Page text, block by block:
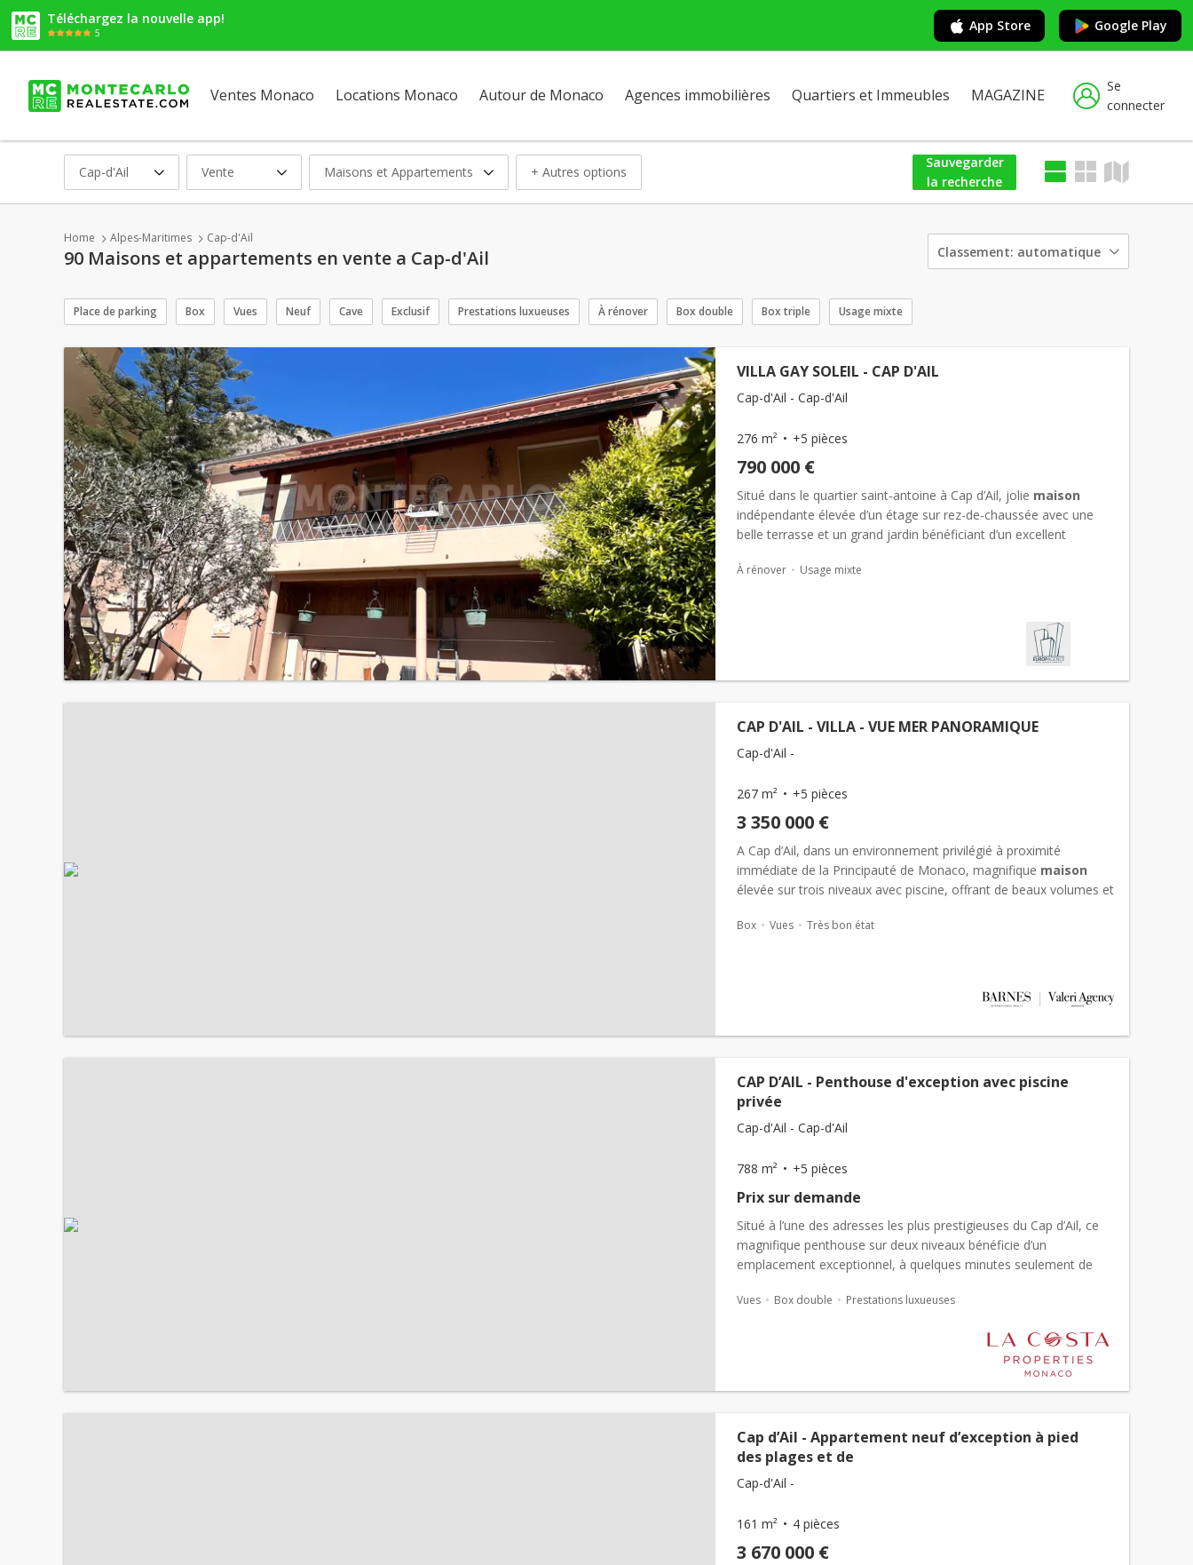
Téléchargez la nouvelle app!
5 App Store Google Play
Ventes Monaco Locations Monaco Autour de Monaco Agences immobilières Quartiers et Immeubles MAGAZINE
Se
connecter
Cap-d'Ail Vente Maisons et Appartements + Autres options
Classement: automatique
Sauvegarder
la recherche
Home Alpes-Maritimes Cap-d'Ail
90 Maisons et appartements en vente a Cap-d'Ail
Place de parking Box Vues Neuf Cave Exclusif Prestations luxueuses À rénover Box double Box triple Usage mixte
VILLA GAY SOLEIL - CAP D'AIL
Cap-d'Ail - Cap-d'Ail
276 m² +5 pièces
790 000 €
Situé dans le quartier saint-antoine à Cap d’Ail, jolie maison
indépendante élevée d’un étage sur rez-de-chaussée avec une
belle terrasse et un grand jardin bénéficiant d’un excellent
À rénover Usage mixte
CAP D'AIL - VILLA - VUE MER PANORAMIQUE
Cap-d'Ail -
267 m² +5 pièces
3 350 000 €
A Cap d’Ail, dans un environnement privilégié à proximité
immédiate de la Principauté de Monaco, magnifique maison
élevée sur trois niveaux avec piscine, offrant de beaux volumes et
Box Vues Très bon état
CAP D’AIL - Penthouse d'exception avec piscine
privée
Cap-d'Ail - Cap-d'Ail
788 m² +5 pièces
Prix ​​sur demande
Situé à l’une des adresses les plus prestigieuses du Cap d’Ail, ce
magnifique penthouse sur deux niveaux bénéficie d’un
emplacement exceptionnel, à quelques minutes seulement de
considérée c...
Vues Box double Prestations luxueuses
Cap d’Ail - Appartement neuf d’exception à pied
des plages et de
Cap-d'Ail -
161 m² 4 pièces
3 670 000 €